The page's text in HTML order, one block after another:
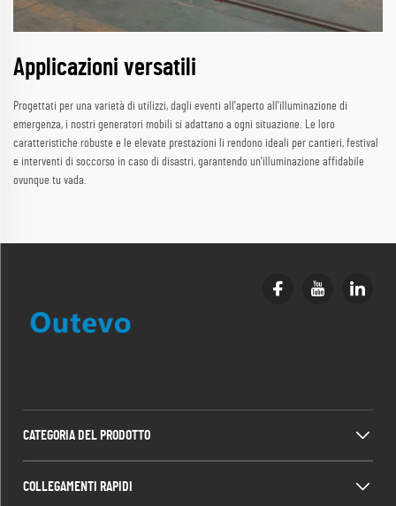
Applicazioni versatili
Progettati per una varietà di utilizzi, dagli eventi all'aperto all'illuminazione di
emergenza, i nostri generatori mobili si adattano a ogni situazione. Le loro
caratteristiche robuste e le elevate prestazioni li rendono ideali per cantieri, festival
e interventi di soccorso in caso di disastri, garantendo un'illuminazione affidabile
ovunque tu vada.
CATEGORIA DEL PRODOTTO
COLLEGAMENTI RAPIDI